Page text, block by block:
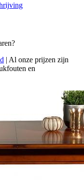
| Al onze prijzen zijn
en